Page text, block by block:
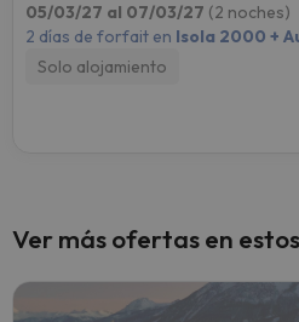
05/03/27 al 07/03/27 (2 noches)
2 días de forfait en Isola 2000 +
Solo alojamiento
Ver más ofertas en